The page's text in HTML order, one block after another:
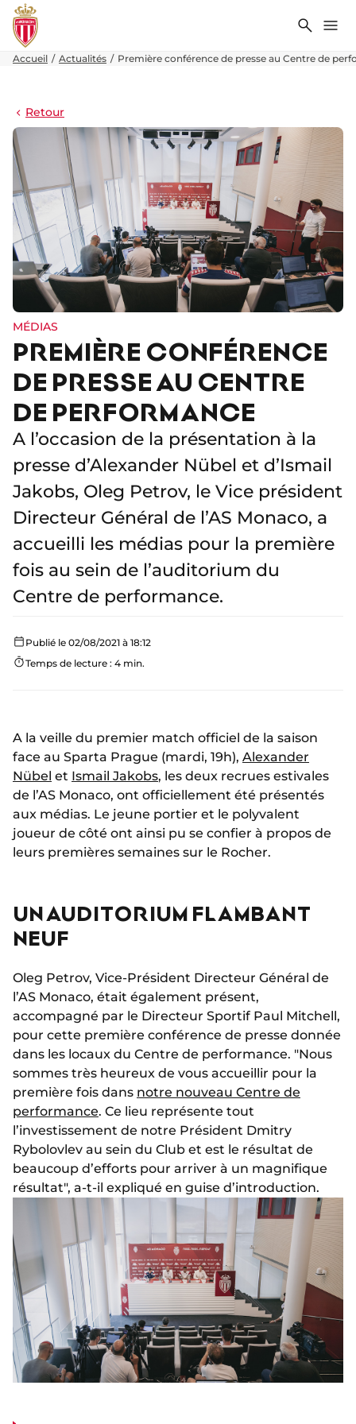
Accueil Actualités Première conférence de presse au Centre de
Retour
MÉDIAS
PREMIÈRE CONFÉRENCE
DE PRESSE AU CENTRE
DE PERFORMANCE
A l’occasion de la présentation à la
presse d’Alexander Nübel et d’Ismail
Jakobs, Oleg Petrov, le Vice président
Directeur Général de l’AS Monaco, a
accueilli les médias pour la première
fois au sein de l’auditorium du
Centre de performance.
Publié le 02/08/2021 à 18:12
Temps de lecture : 4 min.
A la veille du premier match officiel de la saison
face au Sparta Prague (mardi, 19h), Alexander
Nübel et Ismail Jakobs, les deux recrues estivales
de l’AS Monaco, ont officiellement été présentés
aux médias. Le jeune portier et le polyvalent
joueur de côté ont ainsi pu se confier à propos de
leurs premières semaines sur le Rocher.
UN AUDITORIUM FLAMBANT
NEUF
Oleg Petrov, Vice-Président Directeur Général de
l’AS Monaco, était également présent,
accompagné par le Directeur Sportif Paul Mitchell,
pour cette première conférence de presse donnée
dans les locaux du Centre de performance. "Nous
sommes très heureux de vous accueillir pour la
première fois dans notre nouveau Centre de
performance. Ce lieu représente tout
l’investissement de notre Président Dmitry
Rybolovlev au sein du Club et est le résultat de
beaucoup d’efforts pour arriver à un magnifique
résultat", a-t-il expliqué en guise d’introduction.